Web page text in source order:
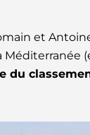
et
du